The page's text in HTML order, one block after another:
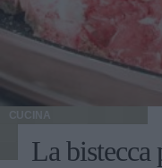
CUCINA
La bistecca